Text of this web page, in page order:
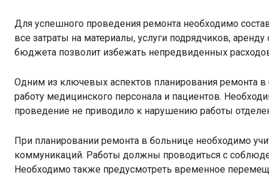
Для успешного проведения ремонта необходимо
все затраты на материалы, услуги подрядчиков,
бюджета позволит избежать непредвиденных
Одним из ключевых аспектов планирования ремонта
работу медицинского персонала и пациентов.
проведение не приводило к нарушению работы
При планировании ремонта в больнице необходимо
коммуникаций. Работы должны проводиться с
Необходимо также предусмотреть временное